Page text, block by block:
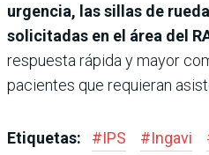
urgencia, las sillas de
solicitadas en el área del
respuesta rápida y mayor
pacientes que requieran
Etiquetas: #IPS #Ingavi